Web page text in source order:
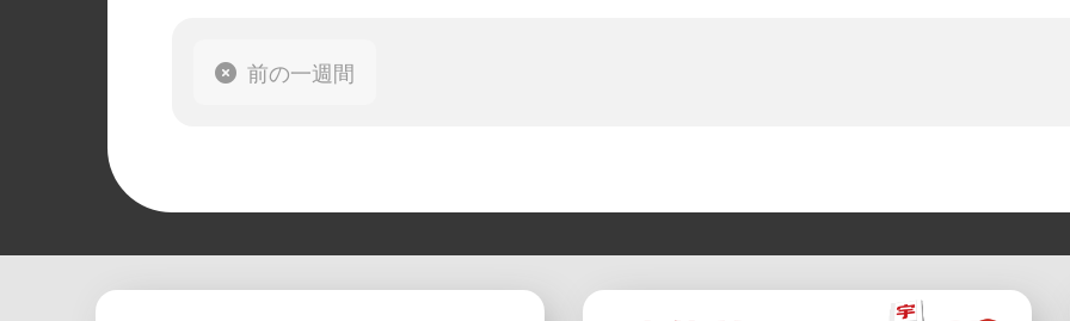
前の一週間